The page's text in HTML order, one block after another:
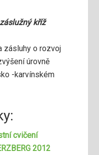
kříž
zásluhy o rozvoj
úrovně
-karvínském
cvičení
2012